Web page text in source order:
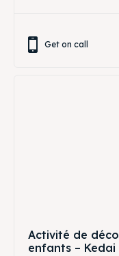
Get on call
Activité de
enfants – Kedai